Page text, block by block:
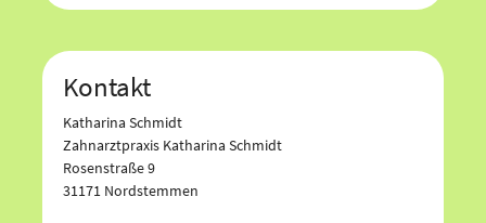
Kontakt
Katharina Schmidt
Zahnarztpraxis Katharina Schmidt
Rosenstraße 9
31171 Nordstemmen